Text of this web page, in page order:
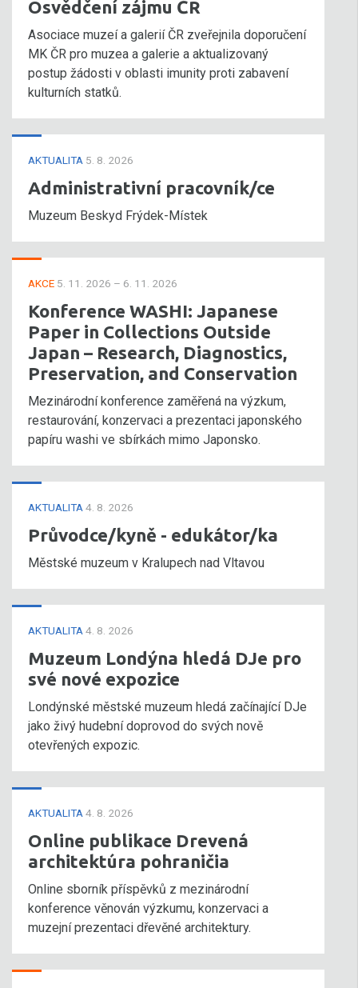
Osvědčení zájmu ČR
Asociace muzeí a galerií ČR zveřejnila doporučení
MK ČR pro muzea a galerie a aktualizovaný
postup žádosti v oblasti imunity proti zabavení
kulturních statků.
AKTUALITA 5. 8. 2026
Administrativní pracovník/ce
Muzeum Beskyd Frýdek-Místek
AKCE 5. 11. 2026 – 6. 11. 2026
Konference WASHI: Japanese
Paper in Collections Outside
Japan – Research, Diagnostics,
Preservation, and Conservation
Mezinárodní konference zaměřená na výzkum,
restaurování, konzervaci a prezentaci japonského
papíru washi ve sbírkách mimo Japonsko.
AKTUALITA 4. 8. 2026
Průvodce/kyně - edukátor/ka
Městské muzeum v Kralupech nad Vltavou
AKTUALITA 4. 8. 2026
Muzeum Londýna hledá DJe pro
své nové expozice
Londýnské městské muzeum hledá začínající DJe
jako živý hudební doprovod do svých nově
otevřených expozic.
AKTUALITA 4. 8. 2026
Online publikace Drevená
architektúra pohraničia
Online sborník příspěvků z mezinárodní
konference věnován výzkumu, konzervaci a
muzejní prezentaci dřevěné architektury.